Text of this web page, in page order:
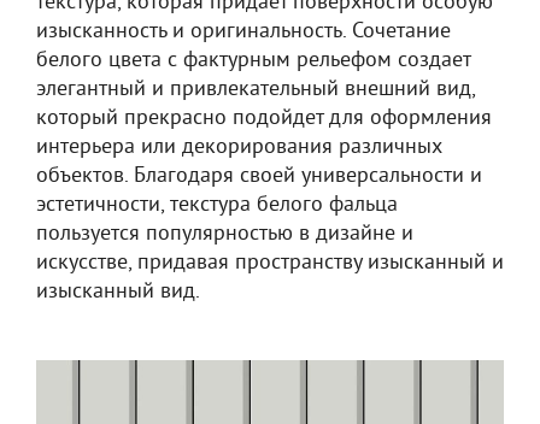
изысканность и оригинальность. Сочетание
белого цвета с фактурным рельефом создает
элегантный и привлекательный внешний вид,
который прекрасно подойдет для оформления
интерьера или декорирования различных
объектов. Благодаря своей универсальности и
эстетичности, текстура белого фальца
пользуется популярностью в дизайне и
искусстве, придавая пространству изысканный и
изысканный вид.